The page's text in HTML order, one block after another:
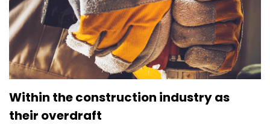
Within the construction industry as
their overdraft